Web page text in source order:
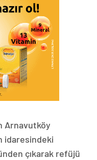
Arnavutköy
idaresindeki
çıkarak refüjü